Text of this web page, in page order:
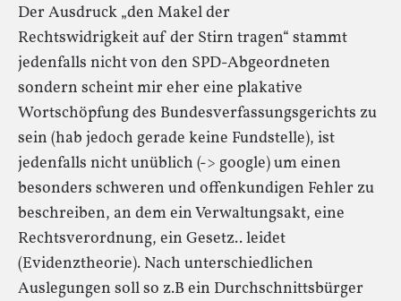
Der Ausdruck „den Makel der
Rechtswidrigkeit auf der Stirn tragen“ stammt
jedenfalls nicht von den SPD-Abgeordneten
sondern scheint mir eher eine plakative
Wortschöpfung des Bundesverfassungsgerichts zu
sein (hab jedoch gerade keine Fundstelle), ist
jedenfalls nicht unüblich (-> google) um einen
besonders schweren und offenkundigen Fehler zu
beschreiben, an dem ein Verwaltungsakt, eine
Rechtsverordnung, ein Gesetz.. leidet
(Evidenztheorie). Nach unterschiedlichen
Auslegungen soll so z.B ein Durchschnittsbürger